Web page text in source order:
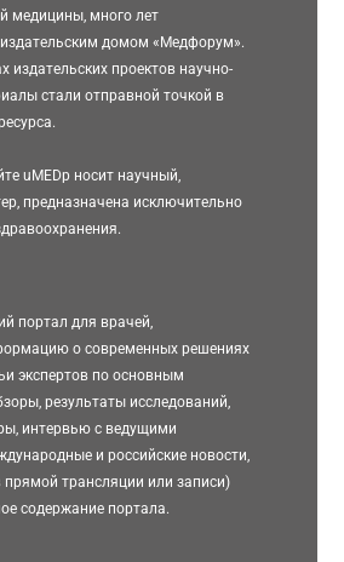
медицины, много лет
домом «Медфорум».
издательских проектов научно-
стали отправной точкой в
uMEDp носит научный,
предназначена исключительно
портал для врачей,
о современных решениях
экспертов по основным
результаты исследований,
интервью с ведущими
и российские новости,
трансляции или записи)
содержание портала.